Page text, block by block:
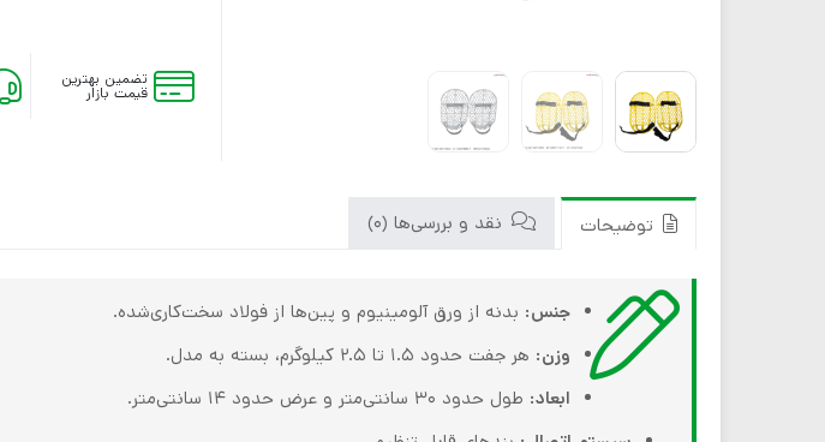
تضمین بهترین
قیمت بازار
توضیحات نقد و بررسی‌ها (0)
جنس: بدنه از ورق آلومینیوم و پین‌ها از فولاد سخت‌کاری‌شده.
وزن: هر جفت حدود ۱.۵ تا ۲.۵ کیلوگرم، بسته به مدل.
ابعاد: طول حدود ۳۰ سانتی‌متر و عرض حدود ۱۴ سانتی‌متر.